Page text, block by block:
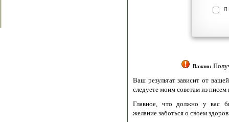
Я
Получение
Ваш результат зависит от вашей
следуете моим советам из писем и книг.
Главное, что должно у вас быть -
желание заботься о своем здоровье.